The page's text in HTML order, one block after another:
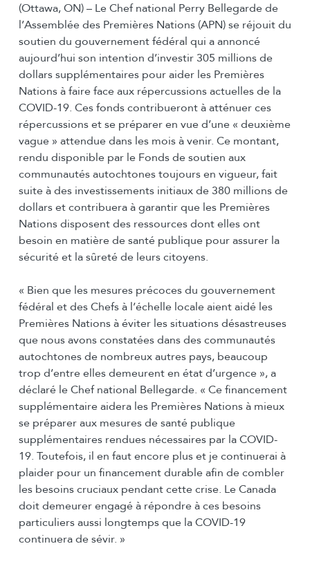
(Ottawa, ON) – Le Chef national Perry Bellegarde de
l’Assemblée des Premières Nations (APN) se réjouit du
soutien du gouvernement fédéral qui a annoncé
aujourd’hui son intention d’investir 305 millions de
dollars supplémentaires pour aider les Premières
Nations à faire face aux répercussions actuelles de la
COVID-19. Ces fonds contribueront à atténuer ces
répercussions et se préparer en vue d’une « deuxième
vague » attendue dans les mois à venir. Ce montant,
rendu disponible par le Fonds de soutien aux
communautés autochtones toujours en vigueur, fait
suite à des investissements initiaux de 380 millions de
dollars et contribuera à garantir que les Premières
Nations disposent des ressources dont elles ont
besoin en matière de santé publique pour assurer la
sécurité et la sûreté de leurs citoyens.
« Bien que les mesures précoces du gouvernement
fédéral et des Chefs à l’échelle locale aient aidé les
Premières Nations à éviter les situations désastreuses
que nous avons constatées dans des communautés
autochtones de nombreux autres pays, beaucoup
trop d’entre elles demeurent en état d’urgence », a
déclaré le Chef national Bellegarde. « Ce financement
supplémentaire aidera les Premières Nations à mieux
se préparer aux mesures de santé publique
supplémentaires rendues nécessaires par la COVID-
19. Toutefois, il en faut encore plus et je continuerai à
plaider pour un financement durable afin de combler
les besoins cruciaux pendant cette crise. Le Canada
doit demeurer engagé à répondre à ces besoins
particuliers aussi longtemps que la COVID-19
continuera de sévir. »